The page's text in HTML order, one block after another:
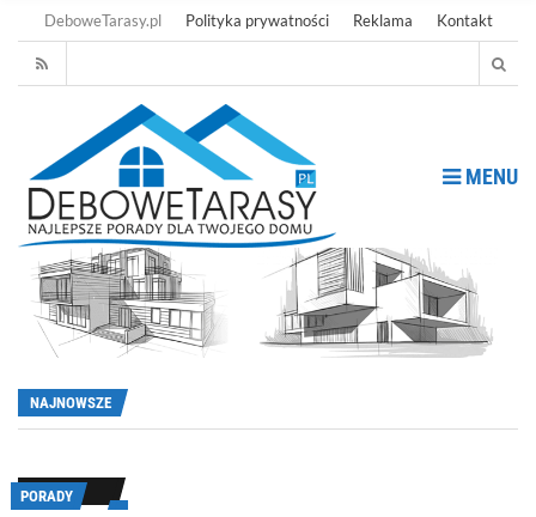
DeboweTarasy.pl Polityka prywatności Reklama Kontakt
MENU
NAJNOWSZE
PORADY